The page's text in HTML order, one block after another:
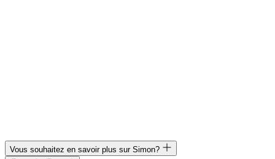
Vous souhaitez en savoir plus sur Simon?